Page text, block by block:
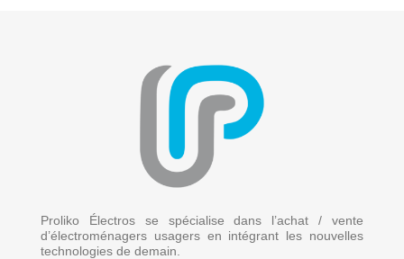
Proliko Électros se spécialise dans l’achat / vente
d’électroménagers usagers en intégrant les nouvelles
technologies de demain.